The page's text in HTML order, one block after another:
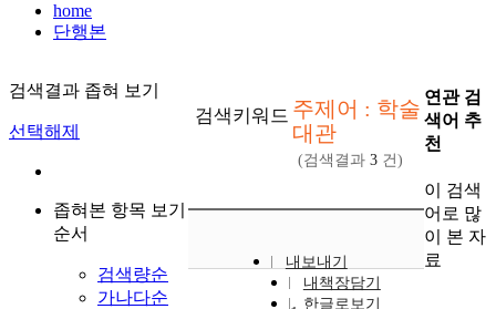
home
단행본
검색결과 좁혀 보기
선택해제
좁혀본 항목 보기
순서
검색량순
가나다순
검색키워드 주제어 : 학술
대관
(검색결과 3건)
내보내기
내책장담기
한글로보기
연관 검
색어 추
천
이 검색
어로 많
이 본 자
료